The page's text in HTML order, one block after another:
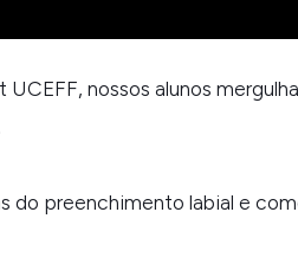
nossos alunos
do preenchimento labial e